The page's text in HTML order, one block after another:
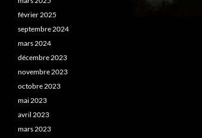
février 2025
septembre 2024
mars 2024
décembre 2023
novembre 2023
octobre 2023
mai 2023
avril 2023
mars 2023